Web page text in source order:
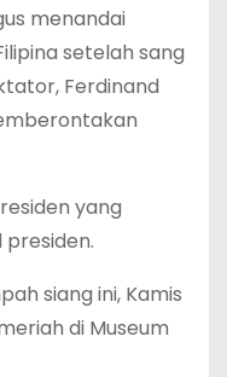
menandai
setelah sang
Ferdinand
yang
presiden.
siang ini, Kamis
di Museum